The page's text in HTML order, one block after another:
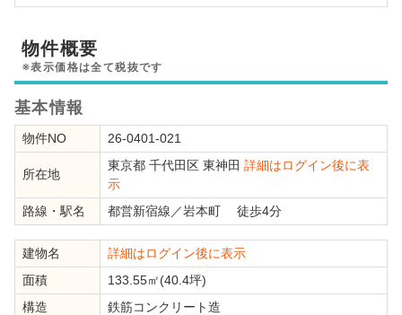
物件概要
※表示価格は全て税抜です
基本情報
物件NO 26-0401-021
所在地
東京都 千代田区 東神田 詳細はログイン後に表
示
路線・駅名
都営新宿線 ／岩本町 徒歩4分
建物名
詳細はログイン後に表示
面積
133.55㎡(40.4坪)
構造
鉄筋コンクリート造